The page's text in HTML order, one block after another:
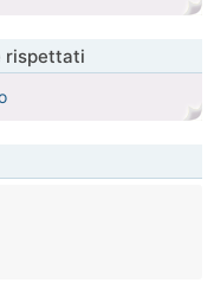
rispettati